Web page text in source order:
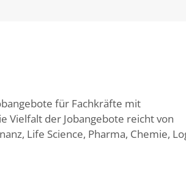
für Fachkräfte mit
Vielfalt der Jobangebote reicht von
Life Science, Pharma, Chemie,